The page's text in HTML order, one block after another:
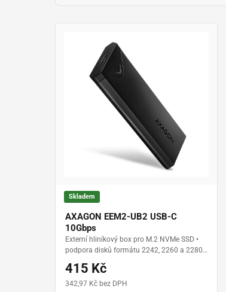
Datová média CD DVD (12)
Boxy a obaly na CD/DVD (7)
CD média (1)
DVD média (4)
Disky - externí (2)
Flash disky (13)
NAS SERVERY (9)
Paměťové karty (7)
Paměťové karty SD (7)
Skladem
AXAGON EEM2-UB2 USB-C
10Gbps
Externí hliníkový box pro M.2 NVMe SSD •
podpora disků formátu 2242, 2260 a 2280 •
přenosová rychlost až 10 Gb/s • podpora
UASP, TRIM a S.M.A.R.T. • pasivní chlazení s
teplovodivými podložkami • kabel USB-C na
415 Kč
342,97 Kč bez DPH